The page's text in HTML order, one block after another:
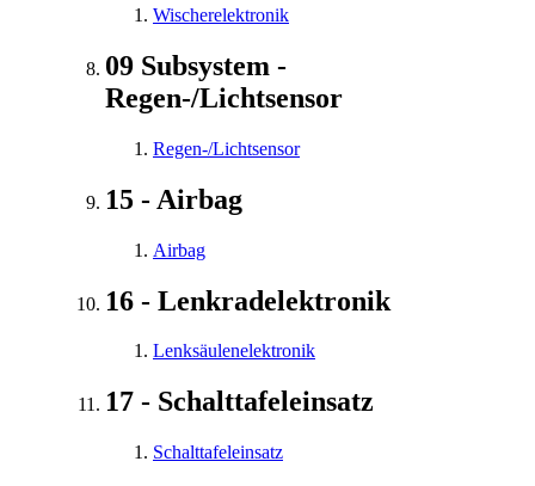
Wischerelektronik
09 Subsystem -
Regen-/Lichtsensor
Regen-/Lichtsensor
15 - Airbag
Airbag
16 - Lenkradelektronik
Lenksäulenelektronik
17 - Schalttafeleinsatz
Schalttafeleinsatz